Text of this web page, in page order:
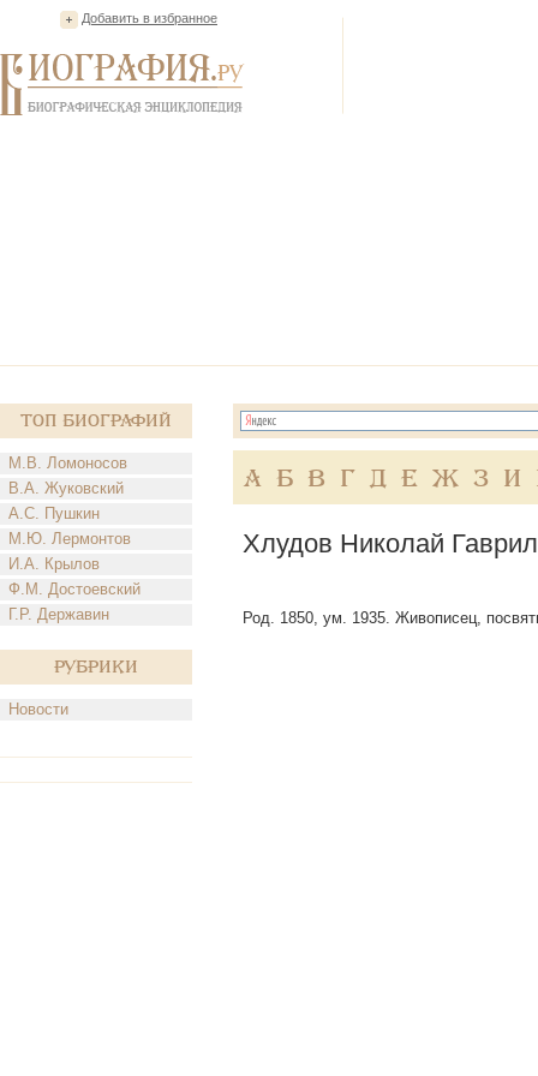
Добавить в избранное
Топ Биографий
М.В. Ломоносов
В.А. Жуковский
А.С. Пушкин
М.Ю. Лермонтов
И.А. Крылов
Ф.М. Достоевский
Г.Р. Державин
Рубрики
Новости
А Б В Г Д Е Ж З И
Хлудов Николай
Род. 1850, ум. 1935. Живописец,